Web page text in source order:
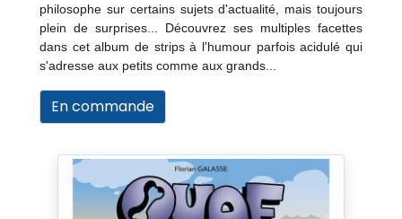
philosophe sur certains sujets d'actualité, mais toujours
plein de surprises... Découvrez ses multiples facettes
dans cet album de strips à l'humour parfois acidulé qui
s'adresse aux petits comme aux grands...
En commande